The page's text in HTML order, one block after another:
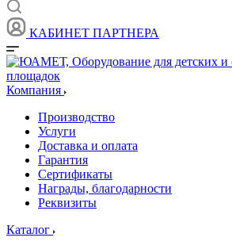
КАБИНЕТ ПАРТНЕРА
Компания
Производство
Услуги
Доставка и оплата
Гарантия
Сертификаты
Награды, благодарности
Реквизиты
Каталог